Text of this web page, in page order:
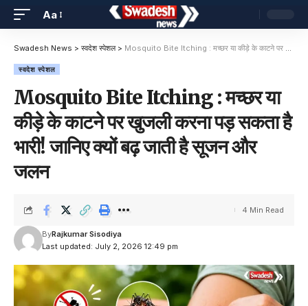
Aa
Swadesh News > स्वदेश स्पेशल> Mosquito Bite Itching : मच्छर या कीड़े के काटने पर खुजली करना पड़ सकता है भारी! जानिए क्यों बढ़ जाती है सूजन और जलन
स्वदेश स्पेशल
Mosquito Bite Itching : मच्छर या
कीड़े के काटने पर खुजली करना पड़ सकता है
भारी! जानिए क्यों बढ़ जाती है सूजन और
जलन
Last updated: July 2, 2026 12:49 pm
ByRajkumar Sisodiya
4 Min Read